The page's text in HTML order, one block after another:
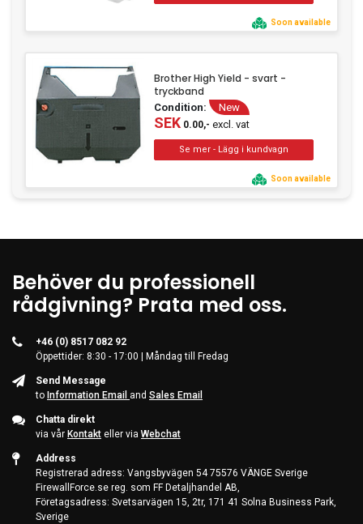
Soon available
Brother High Yield - svart -
tryckband
Condition: New
SEK0.00,- excl. vat
Soon available
Behöver du professionell
rådgivning? Prata med oss.
+46 (0) 8517 082 92
Öppettider: 8:30 - 17:00 | Måndag till Fredag
Send Message
to Information Email and Sales Email
Chatta direkt
via vår Kontakt eller via Webchat
Address
Registrerad adress: Vangsbyvägen 54 75576 VÄNGE Sverige
FirewallForce.se reg. som FF Detaljhandel AB,
Företagsadress: Svetsarvägen 15, 2tr, 171 41 Solna Business Park,
Sverige